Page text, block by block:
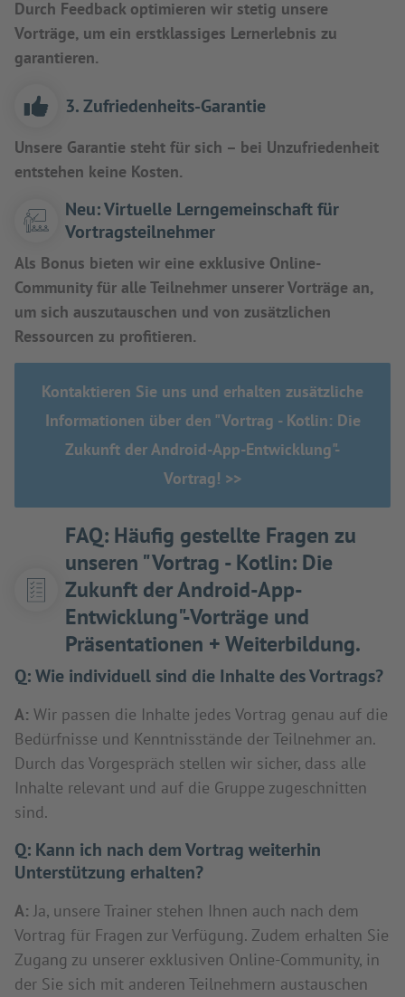
Durch Feedback optimieren wir stetig unsere
Vorträge, um ein erstklassiges Lernerlebnis zu
garantieren.
3. Zufriedenheits-Garantie
Unsere Garantie steht für sich – bei Unzufriedenheit
entstehen keine Kosten.
Neu: Virtuelle Lerngemeinschaft für
Vortragsteilnehmer
Als Bonus bieten wir eine exklusive Online-
Community für alle Teilnehmer unserer Vorträge an,
um sich auszutauschen und von zusätzlichen
Ressourcen zu profitieren.
Kontaktieren Sie uns und erhalten zusätzliche
Informationen über den "Vortrag - Kotlin: Die
Zukunft der Android-App-Entwicklung"-
Vortrag! >>
FAQ: Häufig gestellte Fragen zu
unseren "Vortrag - Kotlin: Die
Zukunft der Android-App-
Entwicklung"-Vorträge und
Präsentationen + Weiterbildung.
Q:Wie individuell sind die Inhalte des Vortrags?
A: Wir passen die Inhalte jedes Vortrag genau auf die
Bedürfnisse und Kenntnisstände der Teilnehmer an.
Durch das Vorgespräch stellen wir sicher, dass alle
Inhalte relevant und auf die Gruppe zugeschnitten
sind.
Q: Kann ich nach dem Vortrag weiterhin
Unterstützung erhalten?
A: Ja, unsere Trainer stehen Ihnen auch nach dem
Vortrag für Fragen zur Verfügung. Zudem erhalten Sie
Zugang zu unserer exklusiven Online-Community, in
der Sie sich mit anderen Teilnehmern austauschen